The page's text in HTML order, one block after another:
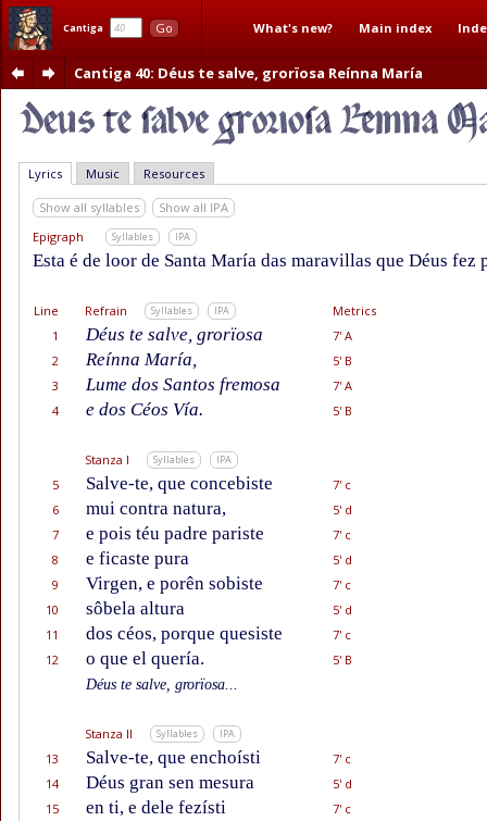
Cantiga Go What's new? Main index
Cantiga 40: Déus te salve, grorïosa Reínna María
Lyrics Music Resources
Show all syllables
Show all IPA
Epigraph
Syllables IPA
Esta é de loor de Santa María das maravillas que Déus fez
Line Refrain Syllables IPA
Metrics
1
Déus te salve, grorïosa
7' A
2
Reínna María,
5' B
3
Lume dos Santos fremosa
7' A
4
e dos Céos Vía. 5' B
Stanza I Syllables IPA
5 Salve-te, que concebiste
7' c
6
mui contra natura,
5' d
7
e pois téu padre pariste
7' c
8
e ficaste pura
5' d
9
Virgen, e porên sobiste
7' c
10
sôbela altura
5' d
11
dos céos, porque quesiste
7' c
12
o que el quería.
5' B
Déus te salve, grorïosa...
Stanza II Syllables IPA
13 Salve-te, que enchoísti
7' c
14
Déus gran sen mesura
5' d
15
en ti, e dele fezísti
7' c